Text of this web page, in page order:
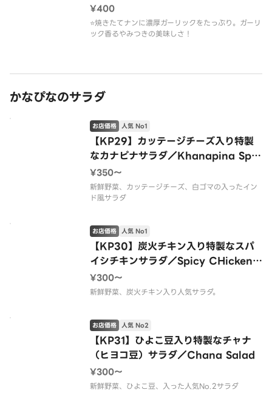
¥400
⭐️焼きたてナンに濃厚ガーリックをたっぷり。ガーリ
ック香るやみつきの美味しさ！
かなぴなのサラダ
【KP29】カッテージチーズ入り特製
なカナピナサラダ／Khanapina Spe
cial Salad
お店価格 人気 No1
¥350〜
新鮮野菜、カッテージチーズ、白ゴマの入ったイン
ド風サラダ
【KP30】炭火チキン入り特製なスパ
イシチキンサラダ／Spicy CHicken S
alad
お店価格 人気 No1
¥300〜
新鮮野菜、炭火チキン入り人気サラダ。
【KP31】ひよこ豆入り特製なチャナ
（ヒヨコ豆）サラダ／Chana Salad
お店価格 人気 No2
¥300〜
新鮮野菜、ひよこ豆、入った人気No.2サラダ